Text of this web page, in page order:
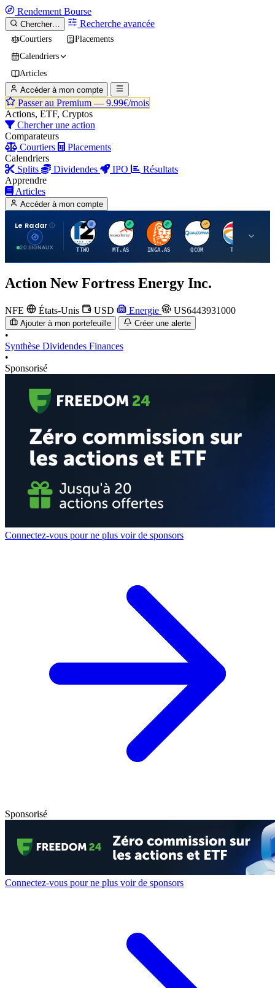
Rendement Bourse
Chercher… Recherche avancée
Courtiers
Placements
Calendriers
Articles
Accéder à mon compte
Passer au Premium — 9.99€/mois
Actions, ETF, Cryptos
Chercher une action
Comparateurs
Courtiers
Placements
Calendriers
Splits
Dividendes IPO
Résultats
Apprendre
Articles
Accéder à mon compte
Le Radar
20 SIGNAUX
T
TTWO
A
MT.AS
I
INGA.AS
Q
QCOM
T
TTE
Action New Fortress Energy Inc.
NFE États-Unis USD Energie US6443931000
Ajouter à mon portefeuille Créer une alerte
•
Synthèse Dividendes Finances
•
Sponsorisé
Connectez-vous pour ne plus voir de sponsors
Sponsorisé
Connectez-vous pour ne plus voir de sponsors